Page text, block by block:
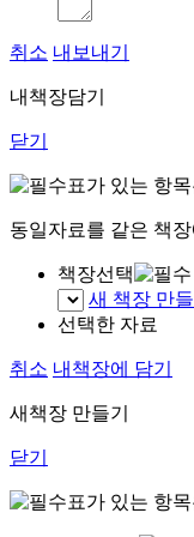
취소 내보내기
내책장담기
닫기
표가 있는 항
동일자료를 같은 책
책장선택
새 책장 만
선택한 자료
취소 내책장에 담기
새책장 만들기
닫기
표가 있는 항